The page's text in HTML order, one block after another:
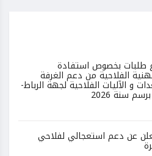
طلبات بخصوص استفادة
الفلاحية من دعم الغرفة
و الآليات الفلاحية لجهة الرباط-
سنة 2026
عن دعم استعجالي لفلاحي